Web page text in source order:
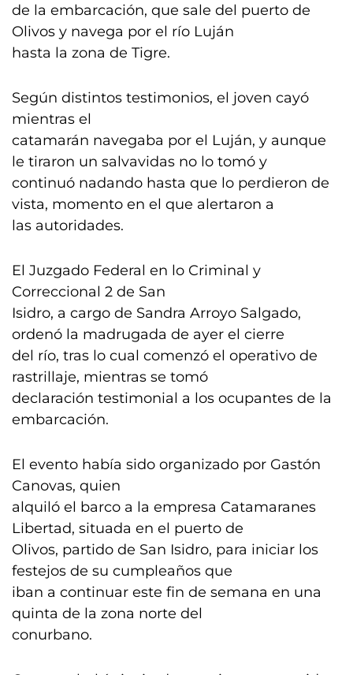
de la embarcación, que sale del puerto de
Olivos y navega por el río Luján
hasta la zona de Tigre.
Según distintos testimonios, el joven cayó
mientras el
catamarán navegaba por el Luján, y aunque
le tiraron un salvavidas no lo tomó y
continuó nadando hasta que lo perdieron de
vista, momento en el que alertaron a
las autoridades.
El Juzgado Federal en lo Criminal y
Correccional 2 de San
Isidro, a cargo de Sandra Arroyo Salgado,
ordenó la madrugada de ayer el cierre
del río, tras lo cual comenzó el operativo de
rastrillaje, mientras se tomó
declaración testimonial a los ocupantes de la
embarcación.
El evento había sido organizado por Gastón
Canovas, quien
alquiló el barco a la empresa Catamaranes
Libertad, situada en el puerto de
Olivos, partido de San Isidro, para iniciar los
festejos de su cumpleaños que
iban a continuar este fin de semana en una
quinta de la zona norte del
conurbano.